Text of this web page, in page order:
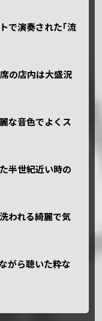
で演奏された｢流
の店内は大盛況
な音色でよくス
半世紀近い時の
われる綺麗で気
がら聴いた粋な